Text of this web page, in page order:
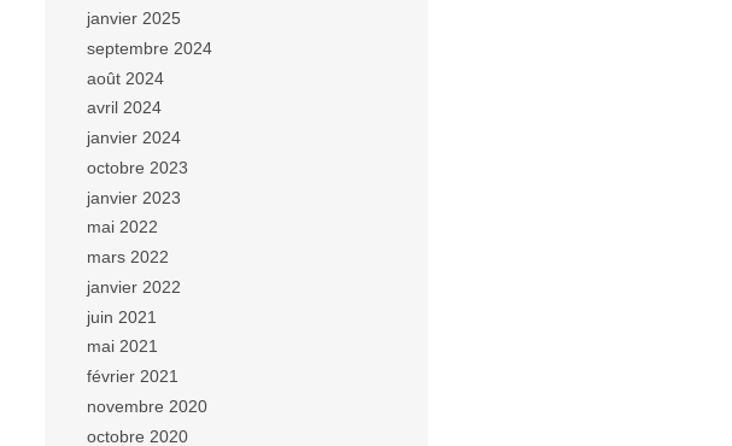
janvier 2025
septembre 2024
août 2024
avril 2024
janvier 2024
octobre 2023
janvier 2023
mai 2022
mars 2022
janvier 2022
juin 2021
mai 2021
février 2021
novembre 2020
octobre 2020